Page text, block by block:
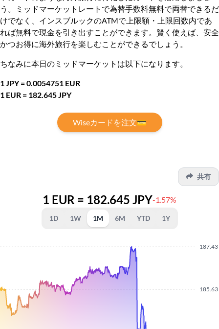
う。ミッドマーケットレートで為替手数料無料で両替できるだ
けでなく、インスブルックのATMで上限額・上限回数内であ
れば無料で現金を引き出すことができます。賢く使えば、安全
かつお得に海外旅行を楽しむことができるでしょう。
ちなみに本日のミッドマーケットは以下になります。
1 JPY = 0.0054751 EUR
1 EUR = 182.645 JPY
Wiseカードを注文💳
共有
1 EUR = 182.645 JPY-1.57%
1D 1W 1M 6M YTD 1Y
185.63
187.43